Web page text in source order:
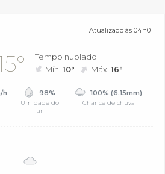
Atualizado às 04h01
Tempo nublado
Mín.10° Máx.16°
h 98%
Umidade do
ar
100% (6.15mm)
Chance de chuva